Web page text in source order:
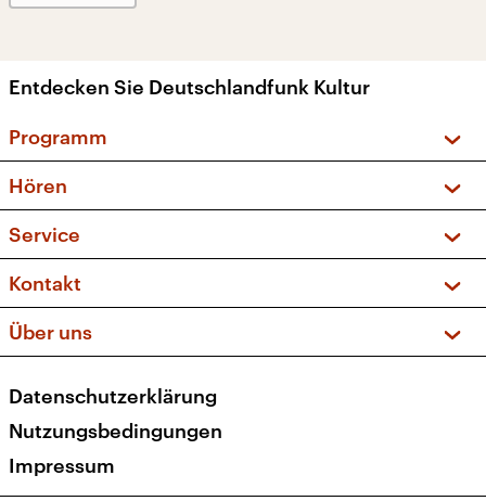
Entdecken Sie Deutschlandfunk Kultur
Programm
Sendungen und Podcasts
Musikliste
Kakadu – Das Kinderprogramm
Hören
Frequenzen (UKW + DAB+)
Service
FAQ
Apps
Newsletter
Veranstaltungen
Kontakt
Social Media
Über uns
Presse
Karriere
Transparenz
Datenschutzerklärung
Nutzungsbedingungen
Impressum